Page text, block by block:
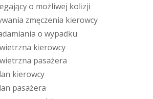
egającyo możliwej kolizji
wania zmęczenia kierowcy
damiania o wypadku
wietrzna kierowcy
wietrzna pasażera
lan kierowcy
lan pasażera